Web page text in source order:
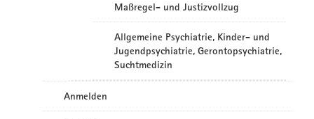
Maßregel- und Justizvollzug
Allgemeine Psychiatrie, Kinder- und
Jugendpsychiatrie, Gerontopsychiatrie,
Suchtmedizin
Anmelden